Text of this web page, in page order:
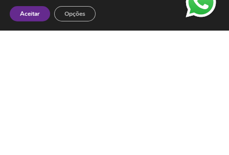
Aceitar Opções